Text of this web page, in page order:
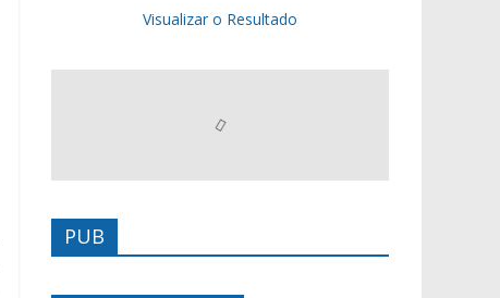
Visualizar o Resultado
PUB